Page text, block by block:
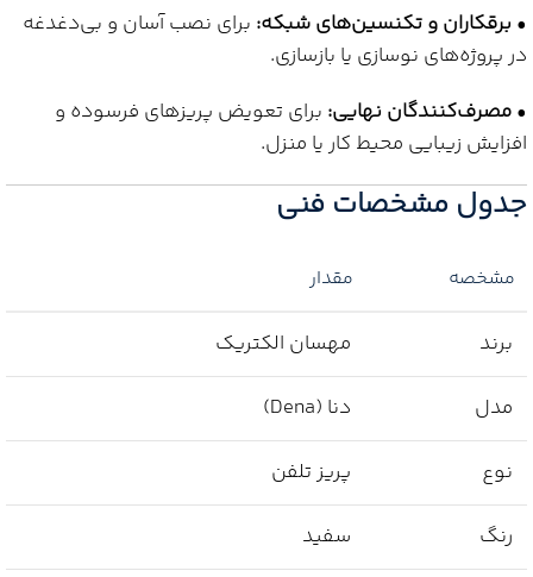
• برقکاران و تکنسین‌های شبکه: برای نصب آسان و بی‌دغدغه
در پروژه‌های نوسازی یا بازسازی.
•مصرف‌کنندگان نهایی: برای تعویض پریزهای فرسوده و
افزایش زیبایی محیط کار یا منزل.
جدول مشخصات فنی
مشخصه مقدار
برند مهسان الکتریک
مدل دنا (Dena)
نوع پریز تلفن
رنگ سفید